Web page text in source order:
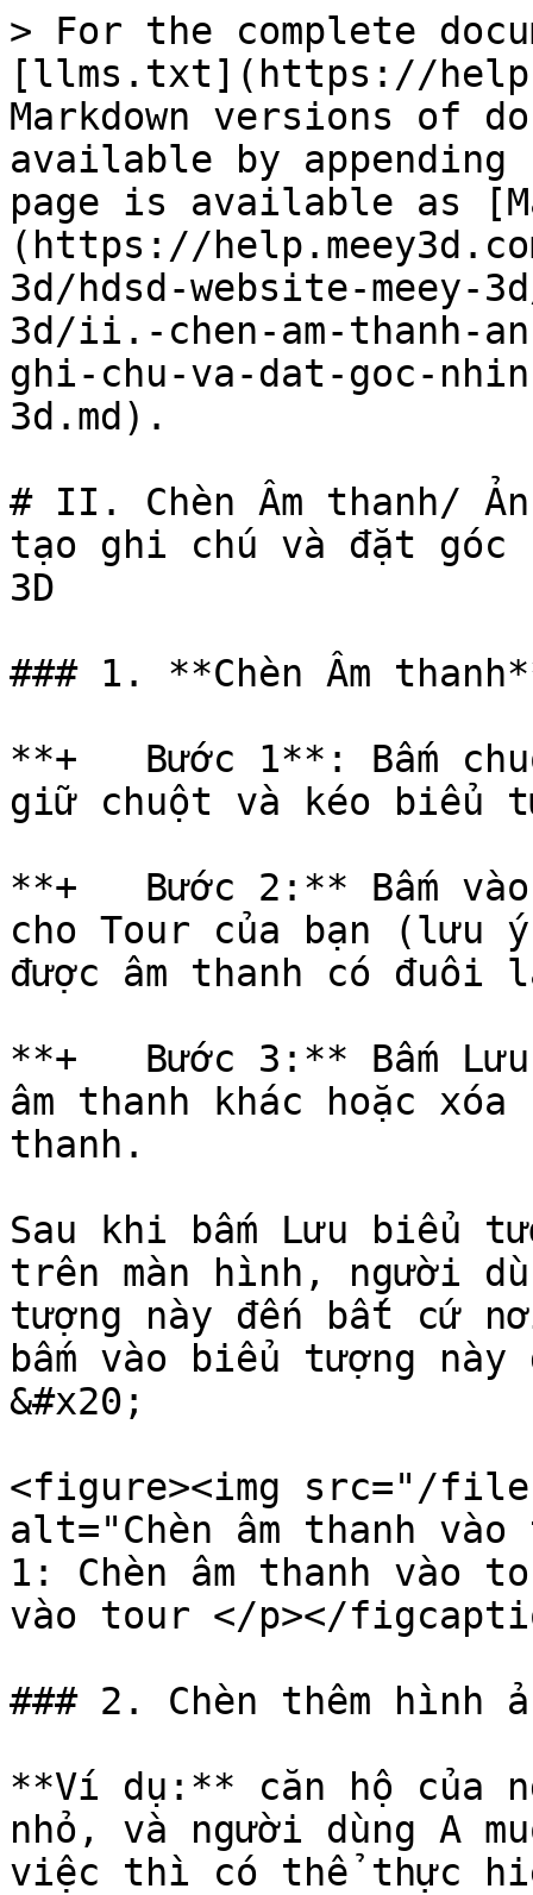
> For the complete
[llms.txt](https://
Markdown versions of
available by
page is available as
(https://
3d/hdsd-website-meey-
3d/ii.-chen-am-thanh-
ghi-chu-va-dat-goc-
3d.md).
# II. Chèn Âm thanh/
tạo ghi chú và đặt góc
3D
### 1. **Chèn Âm
**+   Bước 1**: Bấm
giữ chuột và kéo biểu
**+   Bước 2:** Bấm
cho Tour của bạn
được âm thanh có đuôi
**+   Bước 3:** Bấm
âm thanh khác hoặc
thanh.
Sau khi bấm Lưu biểu
trên màn hình, người
tượng này đến bất cứ
bấm vào biểu tượng
&#x20;
<figure><img src="/files/
alt="Chèn âm thanh
1: Chèn âm thanh vào
vào tour </p></
### 2. Chèn thêm hình
**Ví dụ:** căn hộ của
nhỏ, và người dùng A
việc thì có thể thực